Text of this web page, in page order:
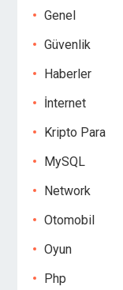
Genel
Güvenlik
Haberler
İnternet
Kripto Para
MySQL
Network
Otomobil
Oyun
Php